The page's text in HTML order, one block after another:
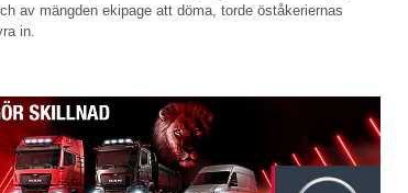
av mängden ekipage att döma, torde öståkeriernas
in.